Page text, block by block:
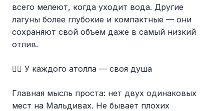
всего мелеют, когда уходит вода. Другие
лагуны более глубокие и компактные — они
сохраняют свой объем даже в самый низкий
отлив.
🧜‍♂️ У каждого атолла — своя душа
Главная мысль проста: нет двух одинаковых
мест на Мальдивах. Не бывает плохих